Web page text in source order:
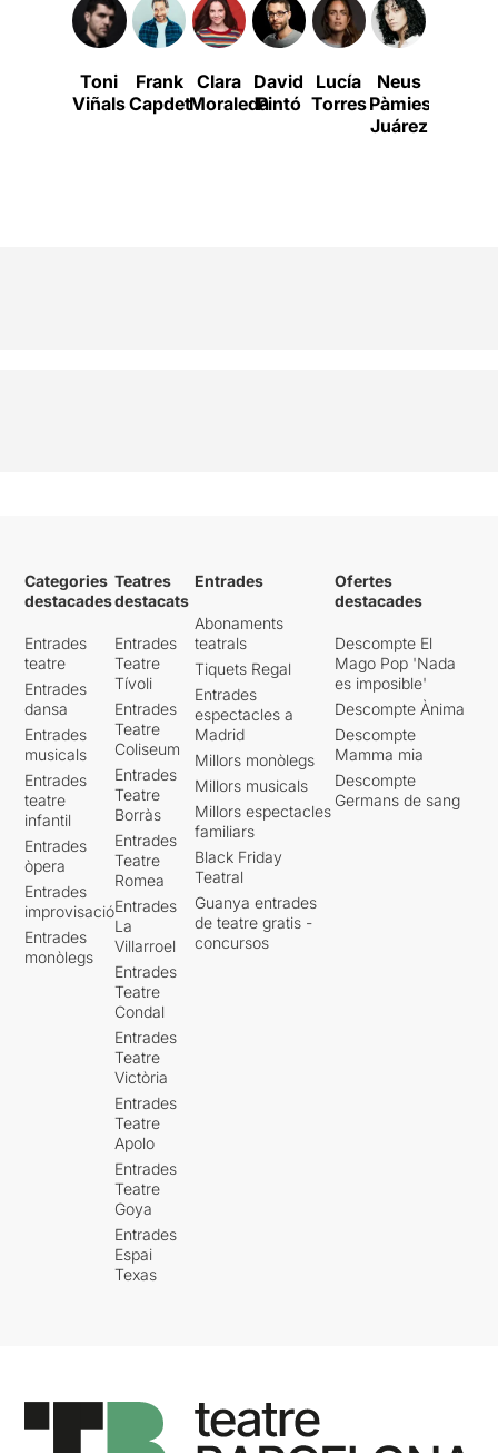
Toni
Viñals
Frank
Capdet
Clara
Moraleda
David
Pintó
Lucía
Torres
Neus
Pàmies
Juárez
Categories
destacades
Entrades
teatre
Entrades
dansa
Entrades
musicals
Entrades
teatre
infantil
Entrades
òpera
Entrades
improvisació
Entrades
monòlegs
Teatres
destacats
Entrades
Teatre
Tívoli
Entrades
Teatre
Coliseum
Entrades
Teatre
Borràs
Entrades
Teatre
Romea
Entrades
La
Villarroel
Entrades
Teatre
Condal
Entrades
Teatre
Victòria
Entrades
Teatre
Apolo
Entrades
Teatre
Goya
Entrades
Espai
Texas
Entrades
Abonaments
teatrals
Tiquets Regal
Entrades
espectacles a
Madrid
Millors monòlegs
Millors musicals
Millors espectacles
familiars
Black Friday
Teatral
Guanya entrades
de teatre gratis -
concursos
Ofertes
destacades
Descompte El
Mago Pop 'Nada
es imposible'
Descompte Ànima
Descompte
Mamma mia
Descompte
Germans de sang